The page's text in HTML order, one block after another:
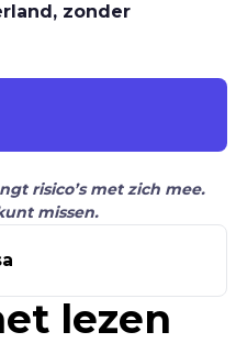
zonder
risico’s met zich mee.
missen.
lezen